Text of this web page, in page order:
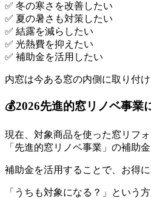
✅ 冬の寒さを改善したい
✅ 夏の暑さも対策したい
✅ 結露を減らしたい
✅ 光熱費を抑えたい
✅ 補助金を活用したい
内窓は今ある窓の内側に取り付
💰2026先進的窓リノベ事業
現在、対象商品を使った窓リフォ
「先進的窓リノベ事業」の補助
補助金を活用することで、お得
「うちも対象になる？」という